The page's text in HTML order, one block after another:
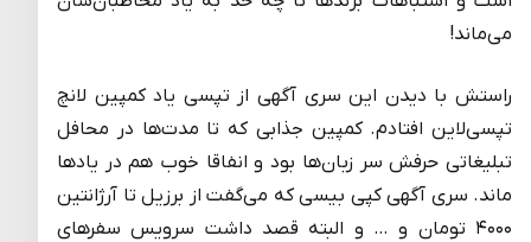
می‌ماند!
راستش با دیدن این سری آگهی از تپسی یاد کمپین لانچ
تپسی‌لاین افتادم. کمپین جذابی که تا مدت‌ها در محافل
تبلیغاتی حرفش سر زبان‌ها بود و انفاقا خوب هم در یادها
ماند. سری آگهی کپی بیسی که می‌گفت از برزیل تا آرژانتین
۴۰۰۰ تومان و … و البته قصد داشت سرویس سفرهای